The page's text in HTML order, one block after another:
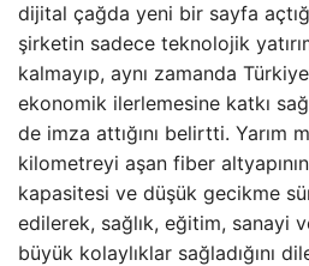
dijital çağda yeni bir sayfa
şirketin sadece teknolojik
kalmayıp, aynı zamanda
ekonomik ilerlemesine katkı
de imza attığını belirtti. Yarım
kilometreyi aşan fiber
kapasitesi ve düşük gecikme
edilerek, sağlık, eğitim, sanayi
büyük kolaylıklar sağladığını